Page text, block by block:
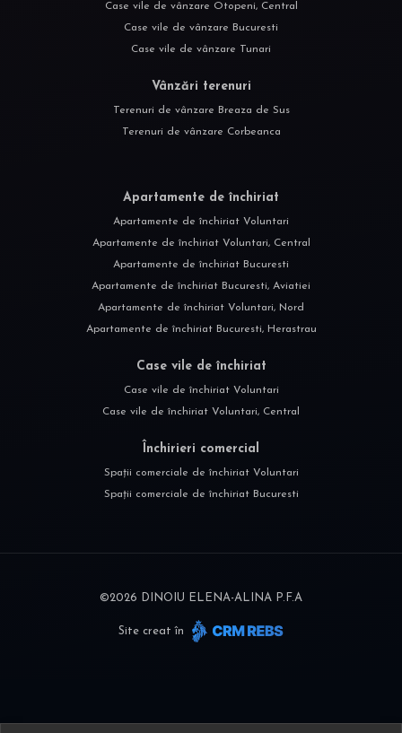
Case vile de vânzare Otopeni, Central
Case vile de vânzare Bucuresti
Case vile de vânzare Tunari
Vânzări terenuri
Terenuri de vânzare Breaza de Sus
Terenuri de vânzare Corbeanca
Apartamente de închiriat
Apartamente de închiriat Voluntari
Apartamente de închiriat Voluntari, Central
Apartamente de închiriat Bucuresti
Apartamente de închiriat Bucuresti, Aviatiei
Apartamente de închiriat Voluntari, Nord
Apartamente de închiriat Bucuresti, Herastrau
Case vile de închiriat
Case vile de închiriat Voluntari
Case vile de închiriat Voluntari, Central
Închirieri comercial
Spații comerciale de închiriat Voluntari
Spații comerciale de închiriat Bucuresti
©2026 DINOIU ELENA-ALINA P.F.A
Site creat în